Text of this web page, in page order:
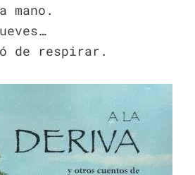
mano.
respirar.